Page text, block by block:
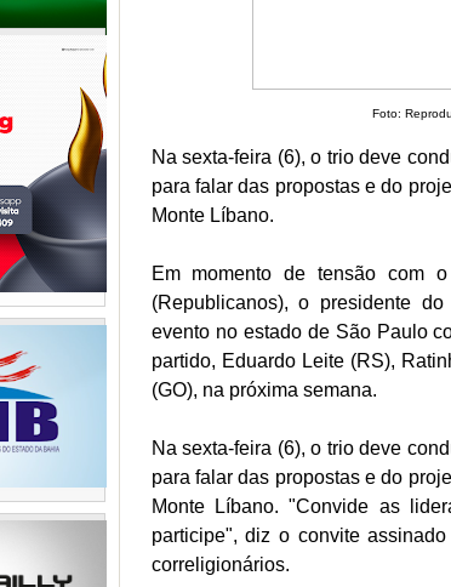
Foto:
Na sexta-feira (6), o trio deve
para falar das propostas e do
Monte Líbano.
Em momento de tensão com
(Republicanos), o presidente
evento no estado de São Paulo
partido, Eduardo Leite (RS),
(GO), na próxima semana.
Na sexta-feira (6), o trio deve
para falar das propostas e do
Monte Líbano. "Convide as
participe", diz o convite
correligionários.